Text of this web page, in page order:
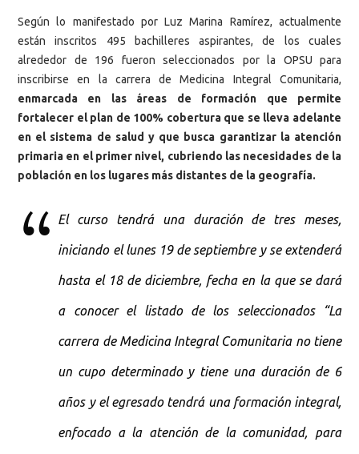
Según lo manifestado por Luz Marina Ramírez, actualmente
están inscritos 495 bachilleres aspirantes, de los cuales
alrededor de 196 fueron seleccionados por la OPSU para
inscribirse en la carrera de Medicina Integral Comunitaria,
enmarcada en las áreas de formación que permite
fortalecer el plan de 100% cobertura que se lleva adelante
en el sistema de salud y que busca garantizar la atención
primaria en el primer nivel, cubriendo las necesidades de la
población en los lugares más distantes de la geografía.
El curso tendrá una duración de tres meses,
iniciando el lunes 19 de septiembre y se extenderá
hasta el 18 de diciembre, fecha en la que se dará
a conocer el listado de los seleccionados “La
carrera de Medicina Integral Comunitaria no tiene
un cupo determinado y tiene una duración de 6
años y el egresado tendrá una formación integral,
enfocado a la atención de la comunidad, para